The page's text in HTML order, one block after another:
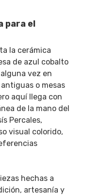
para el
la cerámica
de azul cobalto
vez en
o mesas
aquí llega con
de la mano del
Percales,
visual colorido,
hechas a
artesanía y